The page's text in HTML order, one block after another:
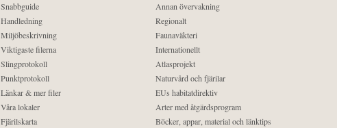
Snabbguide
Handledning
Miljöbeskrivning
Viktigaste filerna
Slingprotokoll
Punktprotokoll
Länkar & mer filer
Våra lokaler
Fjärilskarta
Annan övervakning
Regionalt
Faunaväkteri
Internationellt
Atlasprojekt
Naturvård och fjärilar
EUs habitatdirektiv
Arter med åtgärdsprogram
Böcker, appar, material och länktips